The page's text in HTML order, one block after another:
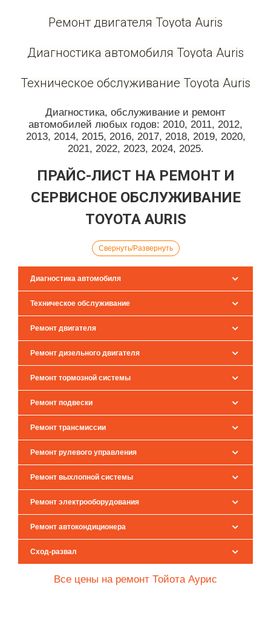
Ремонт двигателя Toyota Auris
Диагностика автомобиля Toyota Auris
Техническое обслуживание Toyota Auris
Диагностика, обслуживание и ремонт
автомобилей любых годов: 2010, 2011, 2012,
2013, 2014, 2015, 2016, 2017, 2018, 2019, 2020,
2021, 2022, 2023, 2024, 2025.
ПРАЙС-ЛИСТ НА РЕМОНТ И
СЕРВИСНОЕ ОБСЛУЖИВАНИЕ
TOYOTA AURIS
Свернуть/Развернуть
Диагностика автомобиля
Техническое обслуживание
Ремонт двигателя
Ремонт дизельного двигателя
Ремонт тормозной системы
Ремонт подвески
Ремонт трансмиссии
Ремонт рулевого управления
Ремонт выхлопной системы
Ремонт электрооборудования
Ремонт автокондиционера
Сход-развал
Все цены на ремонт Тойота Аурис